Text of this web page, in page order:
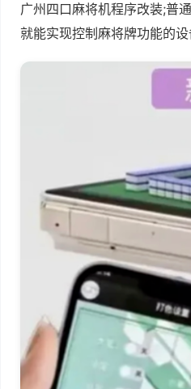
广州四口麻将机程序改装;普
就能实现控制麻将牌功能的设